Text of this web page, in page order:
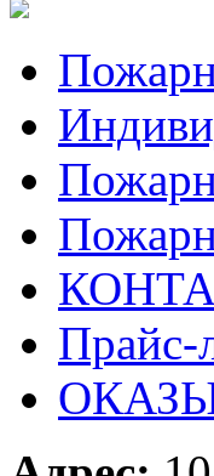
Прайс-